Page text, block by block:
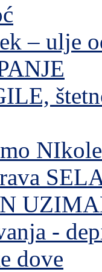
– ulje
-
dove